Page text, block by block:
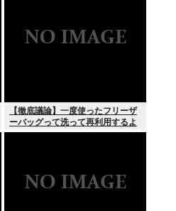
【徹底議論】一度使ったフリーザ
ーバッグって洗って再利用するよ
な？